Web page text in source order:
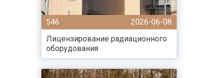
546
2026-06-08
Лицензирование радиационного
оборудования